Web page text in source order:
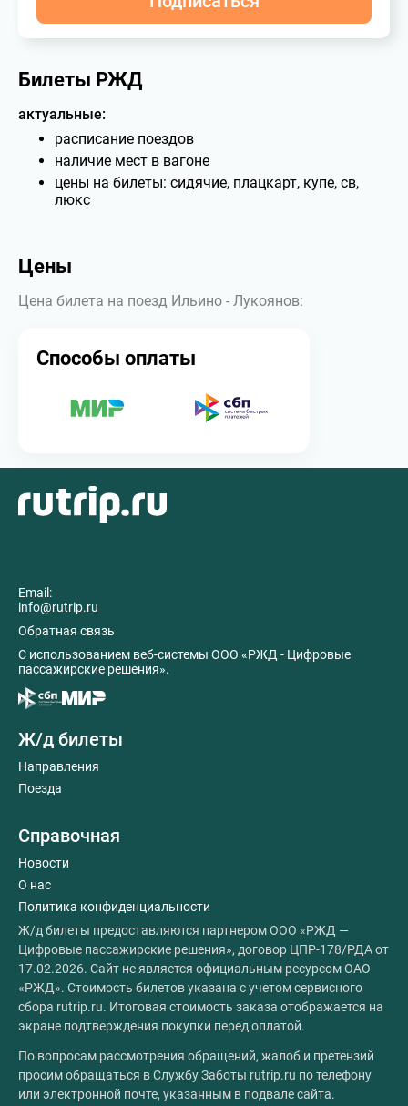
Билеты РЖД
актуальные:
расписание поездов
наличие мест в вагоне
цены на билеты: сидячие, плацкарт, купе, св,
люкс
Цены
Цена билета на поезд Ильино - Лукоянов:
Способы оплаты
Email:
info@rutrip.ru
Обратная связь
C использованием веб-системы ООО «РЖД - Цифровые
пассажирские решения».
Ж/д билеты
Направления
Поезда
Справочная
Новости
О нас
Политика конфиденциальности
Ж/д билеты предоставляются партнером ООО «РЖД —
Цифровые пассажирские решения», договор ЦПР-178/РДА от
17.02.2026. Сайт не является официальным ресурсом ОАО
«РЖД». Стоимость билетов указана с учетом сервисного
сбора rutrip.ru. Итоговая стоимость заказа отображается на
экране подтверждения покупки перед оплатой.
По вопросам рассмотрения обращений, жалоб и претензий
просим обращаться в Службу Заботы rutrip.ru по телефону
или электронной почте, указанным в подвале сайта.